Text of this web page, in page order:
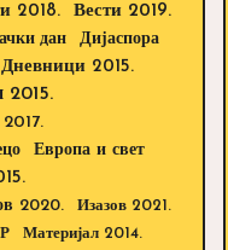
2018.
Вести 2019.
дан Дијаспора
Дневници 2015.
2015.
Европа и свет
2020.
Изазов 2021.
Материјал 2014.